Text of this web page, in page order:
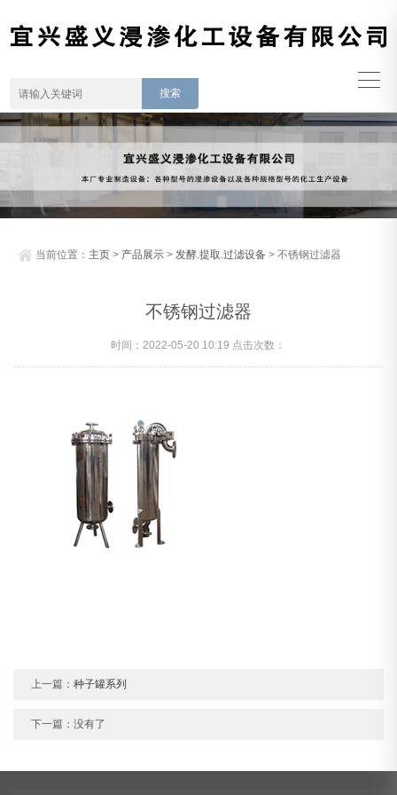
当前位置： 主页 > 产品展示 >发酵.提取.过滤设备 > 不锈钢过滤器
不锈钢过滤器
时间：2022-05-20 10:19 点击次数：
上一篇：种子罐系列
下一篇：没有了